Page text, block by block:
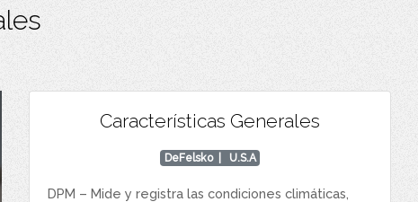
Características Generales
DeFelsko| U.S.A
DPM – Mide y registra las condiciones climáticas,